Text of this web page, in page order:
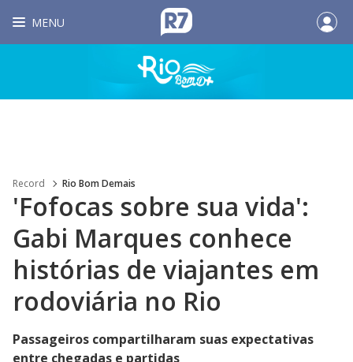
MENU
Record Rio Bom Demais
'Fofocas sobre sua vida':
Gabi Marques conhece
histórias de viajantes em
rodoviária no Rio
Passageiros compartilharam suas expectativas
entre chegadas e partidas